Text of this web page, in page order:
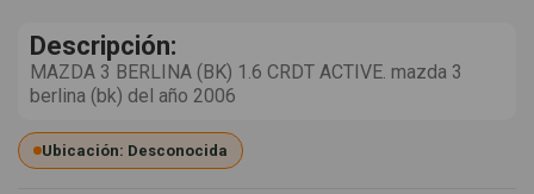
Descripción:
MAZDA 3 BERLINA (BK) 1.6 CRDT ACTIVE. mazda 3
berlina (bk) del año 2006
Ubicación: Desconocida